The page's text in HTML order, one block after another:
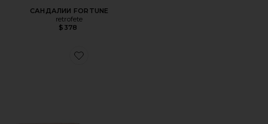
САНДАЛИИ FORTUNE
retrofete
$378
Favorite САНДАЛИИ BABETTE THONG 85